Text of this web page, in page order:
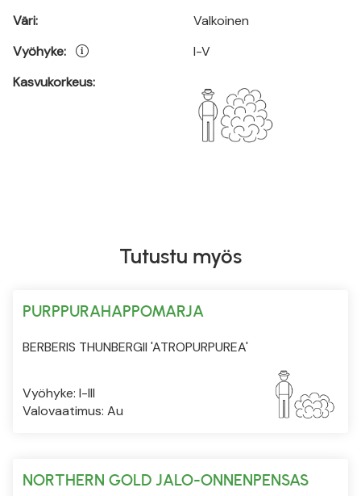
Väri:
Vyöhyke:
Kasvukorkeus:
Valkoinen
I-V
Tutustu myös
PURPPURAHAPPOMARJA
BERBERIS THUNBERGII 'ATROPURPUREA'
Vyöhyke: I-III
Valovaatimus: Au
NORTHERN GOLD JALO-ONNENPENSAS